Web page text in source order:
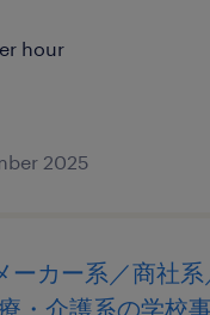
hour
2025
ーカー系／商社系
・介護系の学校